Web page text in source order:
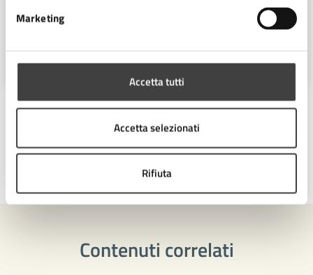
Marketing
Accetta tutti
Accetta selezionati
Rifiuta
Ufficio Stampa
47521
06/06/2026, 10:40
Contenuti correlati